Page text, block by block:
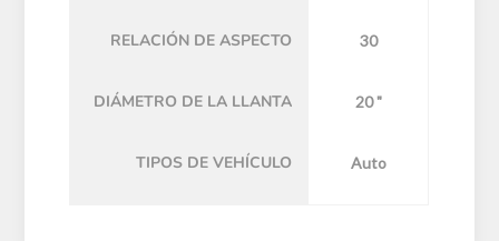
RELACIÓN DE ASPECTO 30
DIÁMETRO DE LA LLANTA 20 "
TIPOS DE VEHÍCULO Auto